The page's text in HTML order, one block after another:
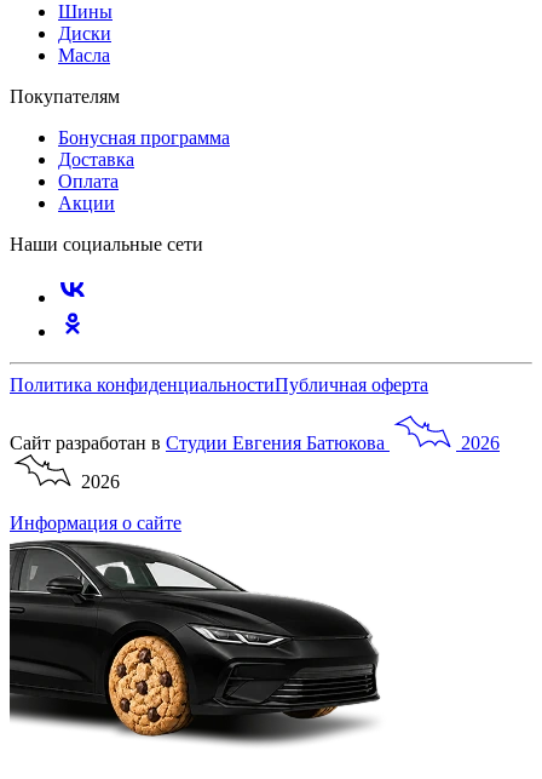
Шины
Диски
Масла
Покупателям
Бонусная программа
Доставка
Оплата
Акции
Наши социальные сети
Политика конфиденциальностиПубличная оферта
Сайт разработан в Студии Евгения Батюкова
2026
2026
Информация о сайте